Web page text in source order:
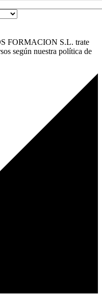
FORMACION S.L. trate
según nuestra política de